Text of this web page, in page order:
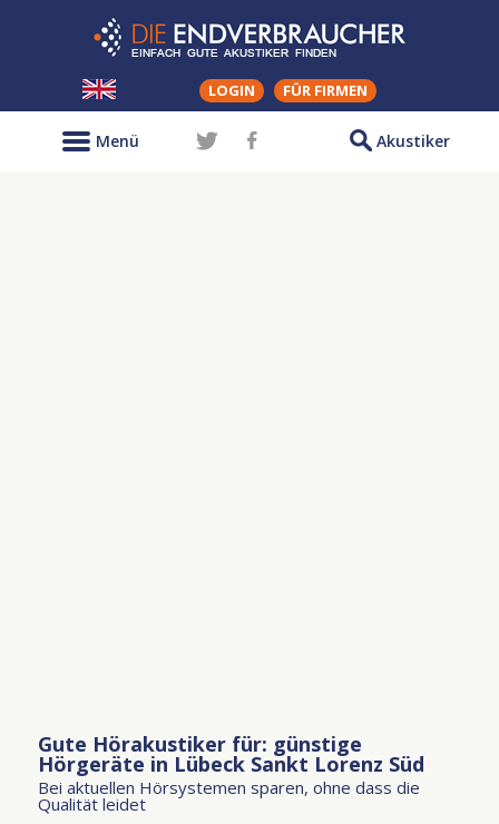
LOGIN FÜR FIRMEN
Akustiker
Menü
Gute Hörakustiker für: günstige
Hörgeräte in Lübeck Sankt Lorenz Süd
Bei aktuellen Hörsystemen sparen, ohne dass die
Qualität leidet